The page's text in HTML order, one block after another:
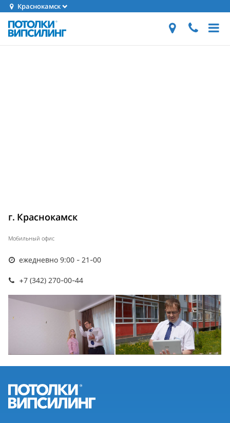
Краснокамск
г. Краснокамск
Мобильный офис
ежедневно 9:00 - 21-00
+7 (342) 270-00-44